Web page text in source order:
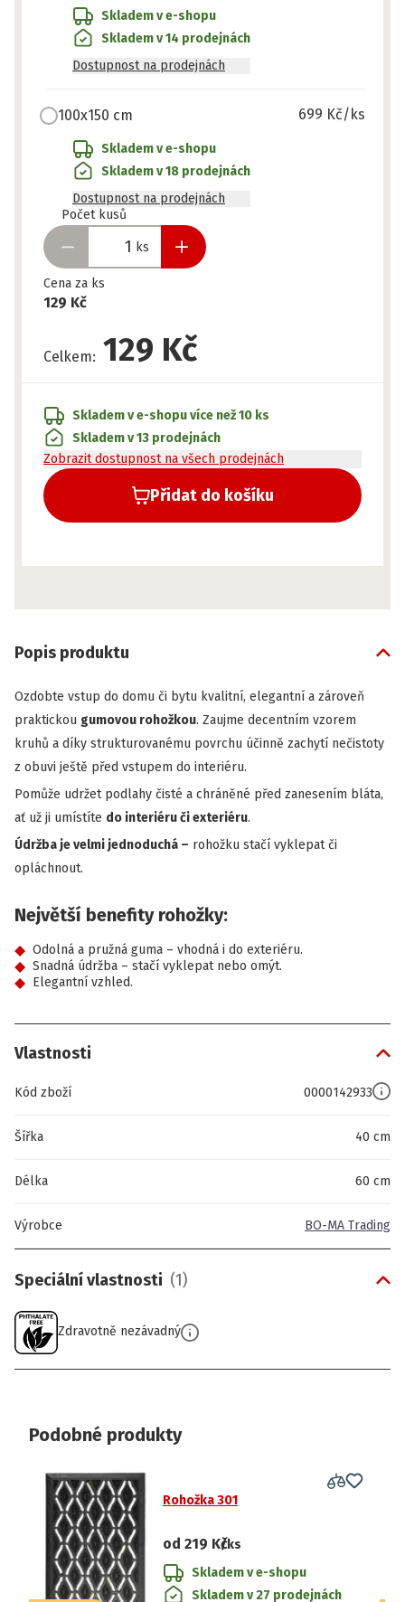
Skladem v e-shopu
Skladem v 14 prodejnách
Dostupnost na prodejnách
100x150 cm 699 Kč/ks
Skladem v e-shopu
Skladem v 18 prodejnách
Dostupnost na prodejnách
Počet kusů
ks
Připraveno
Cena za ks
129 Kč
Celkem: 129 Kč
Přidat do košíku
Skladem v e-shopuvíce než 10 ks
Skladem v 13 prodejnách
Zobrazit dostupnost na všech prodejnách
Popis produktu
Ozdobte vstup do domu či bytu kvalitní, elegantní a zároveň
praktickou gumovou rohožkou. Zaujme decentním vzorem
kruhů a díky strukturovanému povrchu účinně zachytí nečistoty
z obuvi ještě před vstupem do interiéru.
Pomůže udržet podlahy čisté a chráněné před zanesením bláta,
ať už ji umístíte do interiéru či exteriéru.
Údržba je velmi jednoduchá – rohožku stačí vyklepat či
opláchnout.
Největší benefity rohožky:
Odolná a pružná guma – vhodná i do exteriéru.
Snadná údržba – stačí vyklepat nebo omýt.
Elegantní vzhled.
Vlastnosti
Kód zboží 0000142933
Šířka 40 cm
Délka 60 cm
Výrobce BO-MA Trading
Speciální vlastnosti (1)
Zdravotně nezávadný
Podobné produkty
Rohožka 301
od 219 Kč/ks
Skladem v e-shopu
Skladem v 27 prodejnách